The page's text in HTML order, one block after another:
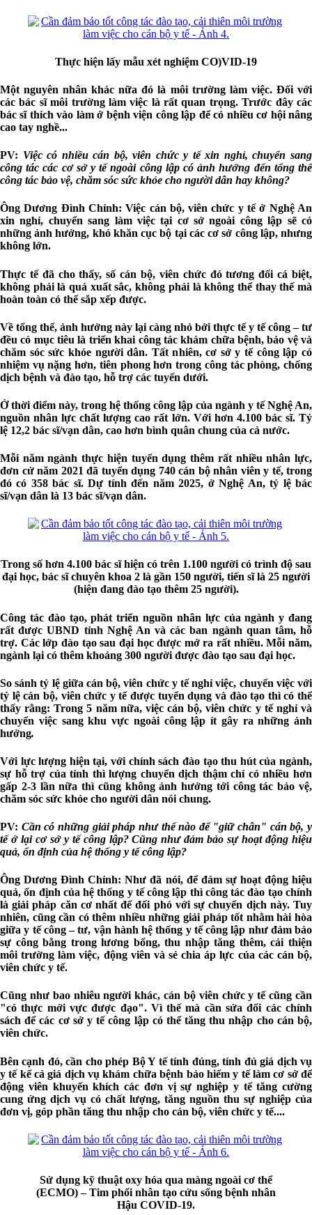
Thực hiện lấy mẫu xét nghiệm CO)VID-19
Một nguyên nhân khác nữa đó là môi trường làm việc. Đối với
các bác sĩ môi trường làm việc là rất quan trọng. Trước đây các
bác sĩ thích vào làm ở bệnh viện công lập để có nhiều cơ hội nâng
cao tay nghề...
PV: Việc có nhiều cán bộ, viên chức y tế xin nghỉ, chuyển sang
công tác các cơ sở y tế ngoài công lập có ảnh hưởng đến tổng thể
công tác bảo vệ, chăm sóc sức khỏe cho người dân hay không?
Ông Dương Đình Chỉnh:Việc cán bộ, viên chức y tế ở Nghệ An
xin nghỉ, chuyển sang làm việc tại cơ sở ngoài công lập sẽ có
những ảnh hưởng, khó khăn cục bộ tại các cơ sở công lập, nhưng
không lớn.
Thực tế đã cho thấy, số cán bộ, viên chức đó tương đối cá biệt,
không phải là quá xuất sắc, không phải là không thể thay thế mà
hoàn toàn có thể sắp xếp được.
Về tổng thể, ảnh hưởng này lại càng nhỏ bởi thực tế y tế công – tư
đều có mục tiêu là triển khai công tác khám chữa bệnh, bảo vệ và
chăm sóc sức khỏe người dân. Tất nhiên, cơ sở y tế công lập có
nhiệm vụ nặng hơn, tiên phong hơn trong công tác phòng, chống
dịch bệnh và đào tạo, hỗ trợ các tuyến dưới.
Ở thời điểm này, trong hệ thống công lập của ngành y tế Nghệ An,
nguồn nhân lực chất lượng cao rất lớn. Với hơn 4.100 bác sĩ. Tỷ
lệ 12,2 bác sĩ/vạn dân, cao hơn bình quân chung của cả nước.
Mỗi năm ngành thực hiện tuyển dụng thêm rất nhiều nhân lực,
đơn cử năm 2021 đã tuyển dụng 740 cán bộ nhân viên y tế, trong
đó có 358 bác sĩ. Dự tính đến năm 2025, ở Nghệ An, tỷ lệ bác
sĩ/vạn dân là 13 bác sĩ/vạn dân.
Trong số hơn 4.100 bác sĩ hiện có trên 1.100 người có trình độ sau
đại học, bác sĩ chuyên khoa 2 là gần 150 người, tiến sĩ là 25 người
(hiện đang đào tạo thêm 25 người).
Công tác đào tạo, phát triển nguồn nhân lực của ngành y đang
rất được UBND tỉnh Nghệ An và các ban ngành quan tâm, hỗ
trợ. Các lớp đào tạo sau đại học được mở ra rất nhiều. Mỗi năm,
ngành lại có thêm khoảng 300 người được đào tạo sau đại học.
So sánh tỷ lệ giữa cán bộ, viên chức y tế nghỉ việc, chuyển việc với
tỷ lệ cán bộ, viên chức y tế được tuyển dụng và đào tạo thì có thể
thấy rằng: Trong 5 năm nữa, việc cán bộ, viên chức y tế nghỉ và
chuyển việc sang khu vực ngoài công lập ít gây ra những ảnh
hưởng.
Với lực lượng hiện tại, với chính sách đào tạo thu hút của ngành,
sự hỗ trợ của tỉnh thì lượng chuyển dịch thậm chí có nhiều hơn
gấp 2-3 lần nữa thì cũng không ảnh hưởng tới công tác bảo vệ,
chăm sóc sức khỏe cho người dân nói chung.
PV: Cần có những giải pháp như thế nào để "giữ chân" cán bộ, y
tế ở lại cơ sở y tế công lập? Cũng như đảm bảo sự hoạt động hiệu
quả, ổn định của hệ thống y tế công lập?
Ông Dương Đình Chỉnh:Như đã nói, để đảm sự hoạt động hiệu
quả, ổn định của hệ thống y tế công lập thì công tác đào tạo chính
là giải pháp căn cơ nhất để đối phó với sự chuyển dịch này. Tuy
nhiên, cũng cần có thêm nhiều những giải pháp tốt nhằm hài hòa
giữa y tế công – tư, vận hành hệ thống y tế công lập như đảm bảo
sự công bằng trong lương bổng, thu nhập tăng thêm, cải thiện
môi trường làm việc, động viên và sẻ chia áp lực của các cán bộ,
viên chức y tế.
Cũng như bao nhiêu người khác, cán bộ viên chức y tế cũng cần
"có thực mới vực được đạo". Vì thế mà cần sửa đổi các chính
sách để các cơ sở y tế công lập có thể tăng thu nhập cho cán bộ,
viên chức.
Bên cạnh đó, cần cho phép Bộ Y tế tính đúng, tính đủ giá dịch vụ
y tế kể cả giá dịch vụ khám chữa bệnh bảo hiểm y tế làm cơ sở để
động viên khuyến khích các đơn vị sự nghiệp y tế tăng cường
cung ứng dịch vụ có chất lượng, tăng nguồn thu sự nghiệp của
đơn vị, góp phần tăng thu nhập cho cán bộ, viên chức y tế....
Sử dụng kỹ thuật oxy hóa qua màng ngoài cơ thể
(ECMO) – Tim phổi nhân tạo cứu sống bệnh nhân
Hậu COVID-19.